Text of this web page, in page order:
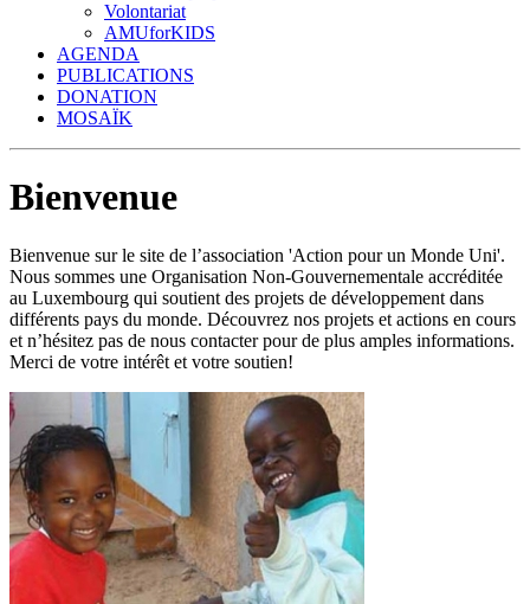
Volontariat
AMUforKIDS
AGENDA
PUBLICATIONS
DONATION
MOSAÏK
Bienvenue
Bienvenue sur le site de l’association 'Action pour un Monde Uni'.
Nous sommes une Organisation Non-Gouvernementale accréditée
au Luxembourg qui soutient des projets de développement dans
différents pays du monde. Découvrez nos projets et actions en cours
et n’hésitez pas de nous contacter pour de plus amples informations.
Merci de votre intérêt et votre soutien!